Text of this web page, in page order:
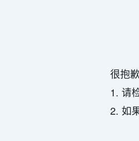
很抱
1. 请
2. 如